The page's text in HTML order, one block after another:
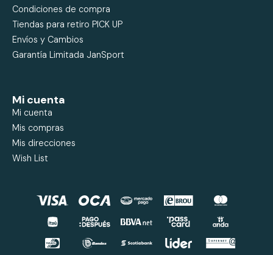
Condiciones de compra
Tiendas para retiro PICK UP
Envíos y Cambios
Garantía Limitada JanSport
Mi cuenta
Mi cuenta
Mis compras
Mis direcciones
Wish List